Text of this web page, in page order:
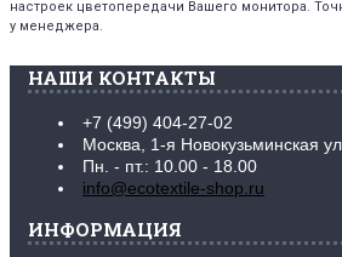
настроек цветопередачи Вашего монитора.
у менеджера.
НАШИ КОНТАКТЫ
+7 (499) 404-27-02
Москва, 1-я Новокузьминская
Пн. - пт.: 10.00 - 18.00
info@ecotextile-shop.ru
ИНФОРМАЦИЯ